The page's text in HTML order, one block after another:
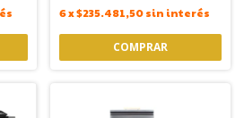
6x$235.481,50 sin interés